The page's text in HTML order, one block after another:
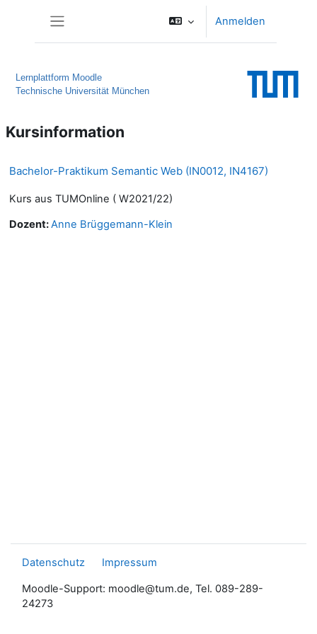
Anmelden
Lernplattform Moodle
Technische Universität München
Kursinformation
Bachelor-Praktikum Semantic Web (IN0012, IN4167)
Kurs aus TUMOnline ( W2021/22)
Dozent:Anne Brüggemann-Klein
Datenschutz Impressum
Moodle-Support: moodle@tum.de, Tel. 089-289-
24273